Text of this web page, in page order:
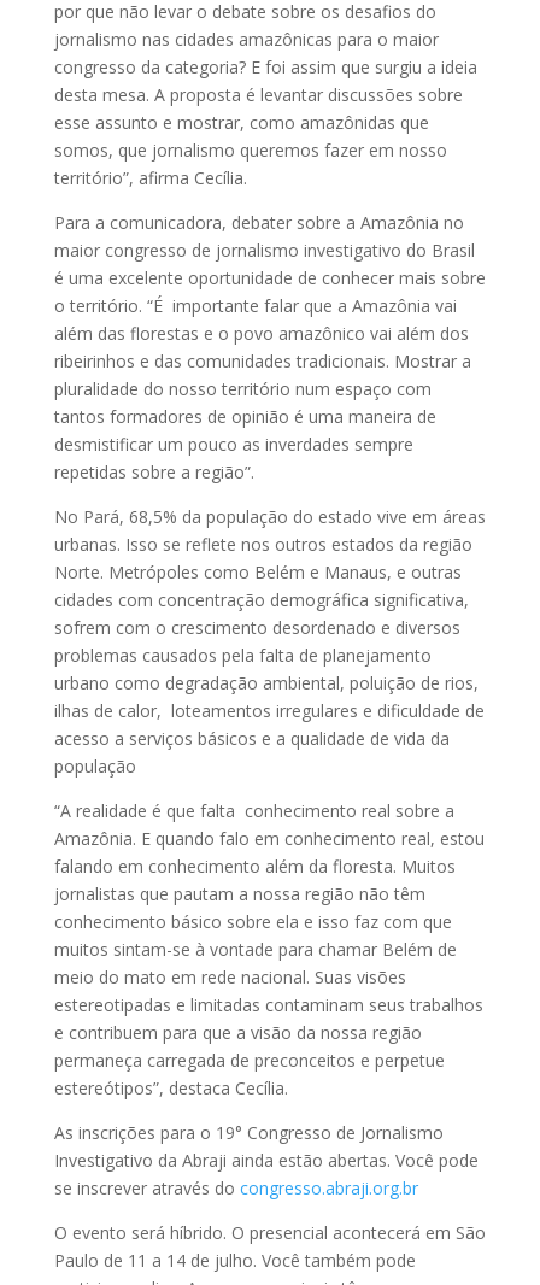
por que não levar o debate sobre os desafios do
jornalismo nas cidades amazônicas para o maior
congresso da categoria? E foi assim que surgiu a ideia
desta mesa. A proposta é levantar discussões sobre
esse assunto e mostrar, como amazônidas que
somos, que jornalismo queremos fazer em nosso
território”, afirma Cecília.
Para a comunicadora, debater sobre a Amazônia no
maior congresso de jornalismo investigativo do Brasil
é uma excelente oportunidade de conhecer mais sobre
o território. “É importante falar que a Amazônia vai
além das florestas e o povo amazônico vai além dos
ribeirinhos e das comunidades tradicionais. Mostrar a
pluralidade do nosso território num espaço com
tantos formadores de opinião é uma maneira de
desmistificar um pouco as inverdades sempre
repetidas sobre a região”.
No Pará, 68,5% da população do estado vive em áreas
urbanas. Isso se reflete nos outros estados da região
Norte. Metrópoles como Belém e Manaus, e outras
cidades com concentração demográfica significativa,
sofrem com o crescimento desordenado e diversos
problemas causados pela falta de planejamento
urbano como degradação ambiental, poluição de rios,
ilhas de calor, loteamentos irregulares e dificuldade de
acesso a serviços básicos e a qualidade de vida da
população
“A realidade é que falta conhecimento real sobre a
Amazônia. E quando falo em conhecimento real, estou
falando em conhecimento além da floresta. Muitos
jornalistas que pautam a nossa região não têm
conhecimento básico sobre ela e isso faz com que
muitos sintam-se à vontade para chamar Belém de
meio do mato em rede nacional. Suas visões
estereotipadas e limitadas contaminam seus trabalhos
e contribuem para que a visão da nossa região
permaneça carregada de preconceitos e perpetue
estereótipos”, destaca Cecília.
As inscrições para o 19° Congresso de Jornalismo
Investigativo da Abraji ainda estão abertas. Você pode
se inscrever através do congresso.abraji.org.br
O evento será híbrido. O presencial acontecerá em São
Paulo de 11 a 14 de julho. Você também pode